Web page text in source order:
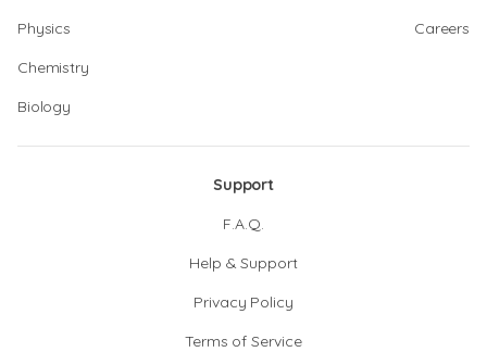
Physics
Chemistry
Biology
Careers
Support
F.A.Q.
Help & Support
Privacy Policy
Terms of Service